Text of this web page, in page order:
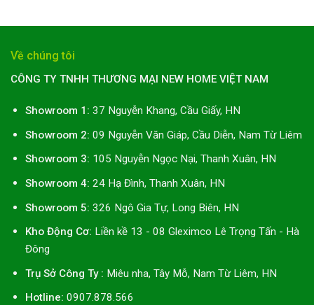
Về chúng tôi
CÔNG TY TNHH THƯƠNG MẠI NEW HOME VIỆT NAM
Showroom 1: 37 Nguyễn Khang, Cầu Giấy, HN
Showroom 2: 09 Nguyễn Văn Giáp, Cầu Diễn, Nam Từ Liêm
Showroom 3: 105 Nguyễn Ngọc Nại, Thanh Xuân, HN
Showroom 4: 24 Hạ Đình, Thanh Xuân, HN
Showroom 5: 326 Ngô Gia Tự, Long Biên, HN
Kho Động Cơ: Liền kề 13 - 08 Gleximco Lê Trọng Tấn - Hà
Đông
Trụ Sở Công Ty : Miêu nha, Tây Mỗ, Nam Từ Liêm, HN
Hotline: 0907.878.566